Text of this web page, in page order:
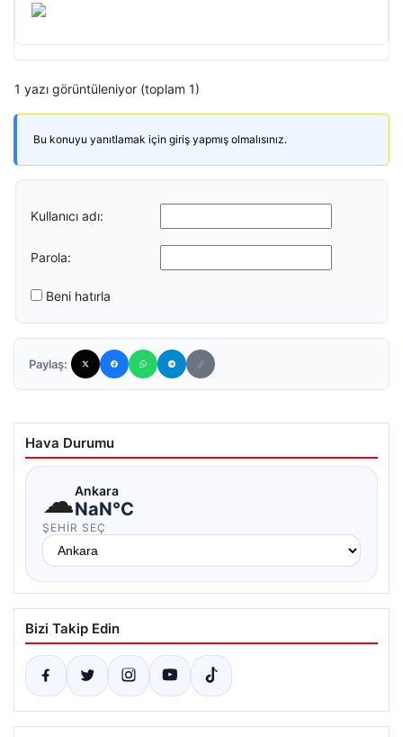
1 yazı görüntüleniyor (toplam 1)
Bu konuyu yanıtlamak için giriş yapmış olmalısınız.
Kullanıcı adı:
Parola:
Beni hatırla
Paylaş:
Hava Durumu
☁Ankara
NaN°C
ŞEHIR SEÇ
Bizi Takip Edin